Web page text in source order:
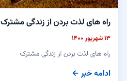
راه های لذت بردن از زندگی مشترک
۱۳ شهریور ۱۴۰۰
راه های لذت بردن از زندگی مشترک
ادامه خبر ←